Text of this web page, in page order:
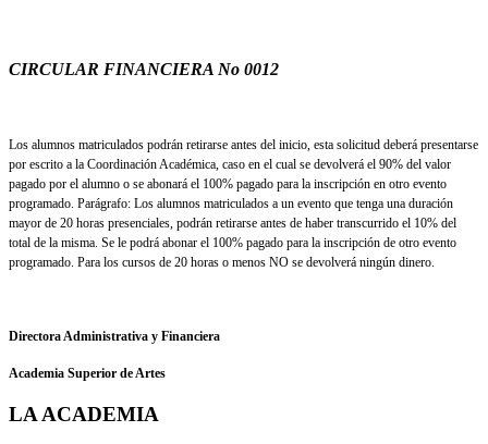
CIRCULAR FINANCIERA No 0012
Los alumnos matriculados podrán retirarse antes del inicio, esta solicitud deberá presentarse
por escrito a la Coordinación Académica, caso en el cual se devolverá el 90% del valor
pagado por el alumno o se abonará el 100% pagado para la inscripción en otro evento
programado. Parágrafo: Los alumnos matriculados a un evento que tenga una duración
mayor de 20 horas presenciales, podrán retirarse antes de haber transcurrido el 10% del
total de la misma. Se le podrá abonar el 100% pagado para la inscripción de otro evento
programado. Para los cursos de 20 horas o menos NO se devolverá ningún dinero.
Directora Administrativa y Financiera
Academia Superior de Artes
LA ACADEMIA